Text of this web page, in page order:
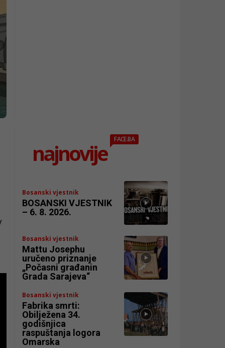
najnovije
FACE.BA
Bosanski vjestnik
BOSANSKI VJESTNIK
– 6. 8. 2026.
Bosanski vjestnik
Mattu Josephu
uručeno priznanje
„Počasni građanin
Grada Sarajeva“
Bosanski vjestnik
Fabrika smrti:
Obilježena 34.
godišnjica
raspuštanja logora
Omarska